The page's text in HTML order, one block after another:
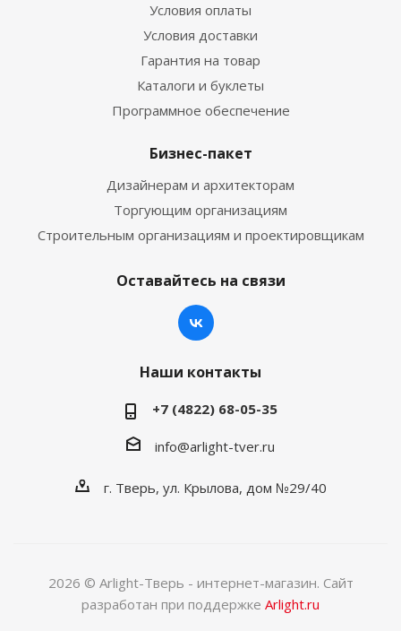
Условия оплаты
Условия доставки
Гарантия на товар
Каталоги и буклеты
Программное обеспечение
Бизнес-пакет
Дизайнерам и архитекторам
Торгующим организациям
Строительным организациям и проектировщикам
Оставайтесь на связи
Наши контакты
+7 (4822) 68-05-35
info@arlight-tver.ru
г. Тверь, ул. Крылова, дом №29/40
2026 © Arlight-Тверь - интернет-магазин. Сайт
разработан при поддержке Arlight.ru